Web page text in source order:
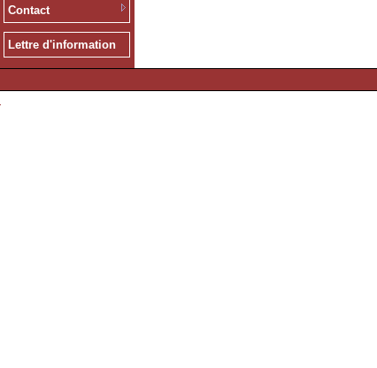
Contact
Lettre d'information